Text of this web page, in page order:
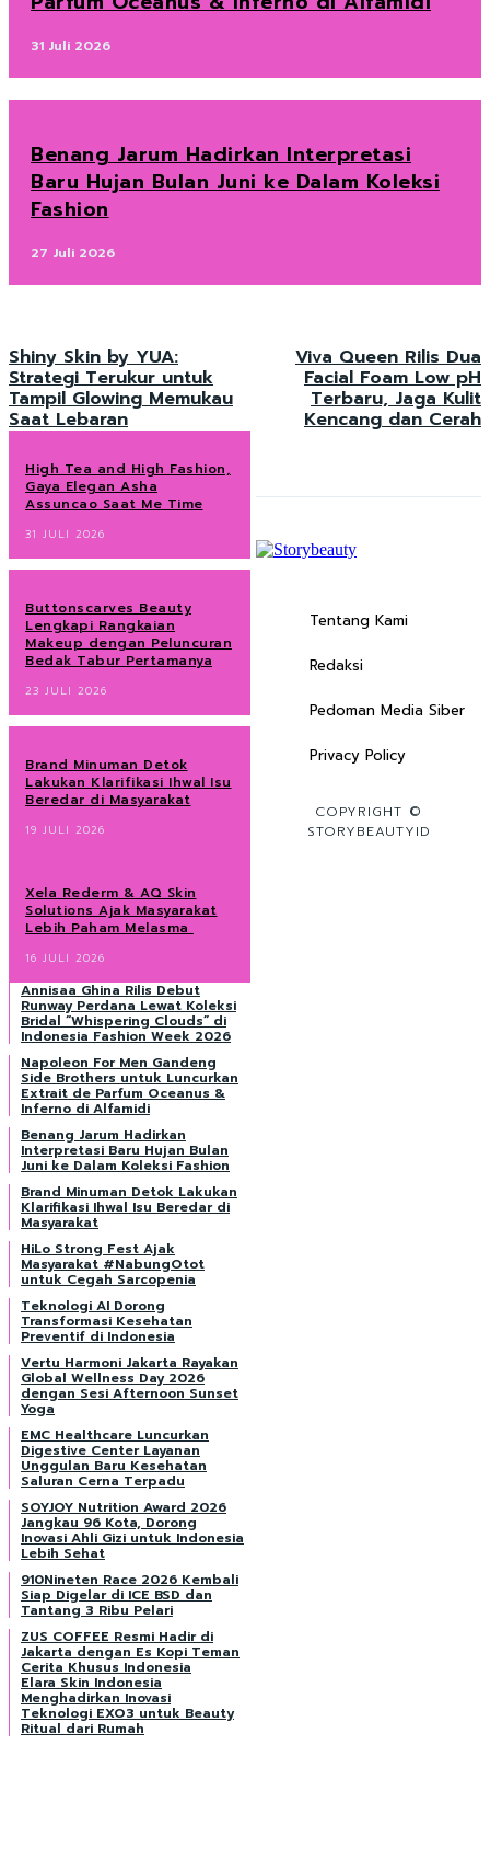
31 Juli 2026
Benang Jarum Hadirkan Interpretasi
Baru Hujan Bulan Juni ke Dalam Koleksi
Fashion
27 Juli 2026
Shiny Skin by YUA:
Strategi Terukur untuk
Tampil Glowing Memukau
Saat Lebaran
Viva Queen Rilis Dua
Facial Foam Low pH
Terbaru, Jaga Kulit
Kencang dan Cerah
High Tea and High Fashion,
Gaya Elegan Asha
Assuncao Saat Me Time
31 JULI 2026
Buttonscarves Beauty
Lengkapi Rangkaian
Makeup dengan Peluncuran
Bedak Tabur Pertamanya
23 JULI 2026
Brand Minuman Detok
Lakukan Klarifikasi Ihwal Isu
Beredar di Masyarakat
19 JULI 2026
Xela Rederm & AQ Skin
Solutions Ajak Masyarakat
Lebih Paham Melasma
16 JULI 2026
Annisaa Ghina Rilis Debut
Runway Perdana Lewat Koleksi
Bridal “Whispering Clouds” di
Indonesia Fashion Week 2026
Napoleon For Men Gandeng
Side Brothers untuk Luncurkan
Extrait de Parfum Oceanus &
Inferno di Alfamidi
Benang Jarum Hadirkan
Interpretasi Baru Hujan Bulan
Juni ke Dalam Koleksi Fashion
Brand Minuman Detok Lakukan
Klarifikasi Ihwal Isu Beredar di
Masyarakat
HiLo Strong Fest Ajak
Masyarakat #NabungOtot
untuk Cegah Sarcopenia
Teknologi AI Dorong
Transformasi Kesehatan
Preventif di Indonesia
Vertu Harmoni Jakarta Rayakan
Global Wellness Day 2026
dengan Sesi Afternoon Sunset
Yoga
EMC Healthcare Luncurkan
Digestive Center Layanan
Unggulan Baru Kesehatan
Saluran Cerna Terpadu
SOYJOY Nutrition Award 2026
Jangkau 96 Kota, Dorong
Inovasi Ahli Gizi untuk Indonesia
Lebih Sehat
910Nineten Race 2026 Kembali
Siap Digelar di ICE BSD dan
Tantang 3 Ribu Pelari
ZUS COFFEE Resmi Hadir di
Jakarta dengan Es Kopi Teman
Cerita Khusus Indonesia
Elara Skin Indonesia
Menghadirkan Inovasi
Teknologi EXO3 untuk Beauty
Ritual dari Rumah
Tentang Kami
Redaksi
Pedoman Media Siber
Privacy Policy
COPYRIGHT ©
STORYBEAUTYID